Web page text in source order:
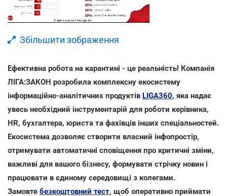
Збільшити зображення
Ефективна робота на карантині - це реальність! Компанія
ЛІГА:ЗАКОН розробила комплексну екосистему
інформаційно-аналітичних продуктів LIGA360, яка надає
увесь необхідний інструментарій для роботи керівника,
HR, бухгалтера, юриста та фахівців інших спеціальностей.
Екосистема дозволяє створити власний інфопростір,
отримувати автоматичні сповіщення про критичні зміни,
важливі для вашого бізнесу, формувати стрічку новин і
працювати в єдиному середовищі з колегами.
Замовте безкоштовний тест, щоб оперативно приймати